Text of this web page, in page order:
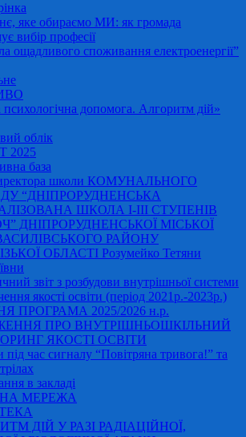
яке обираємо МИ: як громада
вибір професії
ощадливого споживання електроенергії”
допомога. Алгоритм дій»
облік
2025
база
школи КОМУНАЛЬНОГО
“ДНІПРОРУДНЕНСЬКА
ШКОЛА І-ІІІ СТУПЕНІВ
ДНІПРОРУДНЕНСЬКОЇ МІСЬКОЇ
РАЙОНУ
ОБЛАСТІ Розумейко Тетяни
звіт з розбудови внутрішньої системи
якості освіти (період 2021р.-2023р.)
ПРОГРАМА 2025/2026 н.р.
ПРО ВНУТРІШНЬОШКІЛЬНИЙ
ЯКОСТІ ОСВІТИ
під час сигналу “Повітряна тривога!” та
в закладі
МЕРЕЖА
ДІЙ У РАЗІ РАДІАЦІЙНОЇ,